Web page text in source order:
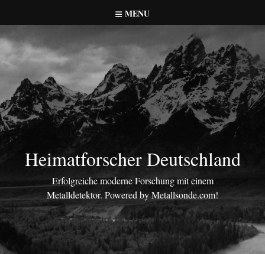
to
content
MENU
Heimatforscher Deutschland
Erfolgreiche moderne Forschung mit einem
Metalldetektor. Powered by Metallsonde.com!